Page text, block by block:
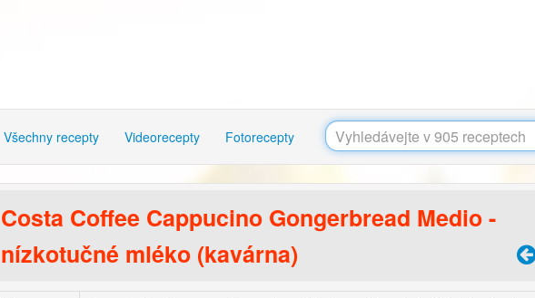
Všechny recepty Videorecepty Fotorecepty
Costa Coffee Cappucino Gongerbread Medio -
nízkotučné mléko (kavárna)